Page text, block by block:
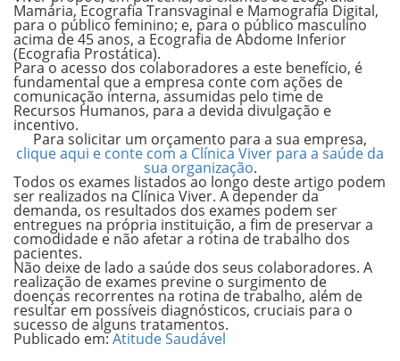
Mamária, Ecografia Transvaginal e Mamografia Digital,
para o público feminino; e, para o público masculino
acima de 45 anos, a Ecografia de Abdome Inferior
(Ecografia Prostática).
Para o acesso dos colaboradores a este benefício, é
fundamental que a empresa conte com ações de
comunicação interna, assumidas pelo time de
Recursos Humanos, para a devida divulgação e
incentivo.
Para solicitar um orçamento para a sua empresa,
clique aqui e conte com a Clínica Viver para a saúde da
sua organização.
Todos os exames listados ao longo deste artigo podem
ser realizados na Clínica Viver. A depender da
demanda, os resultados dos exames podem ser
entregues na própria instituição, a fim de preservar a
comodidade e não afetar a rotina de trabalho dos
pacientes.
Não deixe de lado a saúde dos seus colaboradores. A
realização de exames previne o surgimento de
doenças recorrentes na rotina de trabalho, além de
resultar em possíveis diagnósticos, cruciais para o
sucesso de alguns tratamentos.
Publicado em:Atitude Saudável